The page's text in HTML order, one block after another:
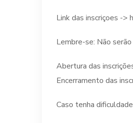
Link das inscriçoes -
Lembre-se: Não
Abertura das
Encerramento das
Caso tenha